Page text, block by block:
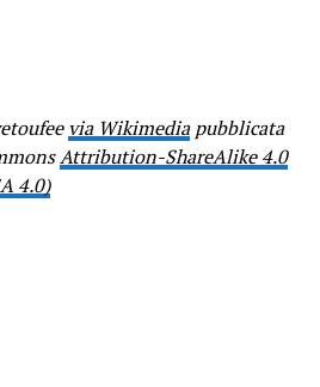
via Wikimediapubblicata
Attribution-ShareAlike 4.0
4.0)